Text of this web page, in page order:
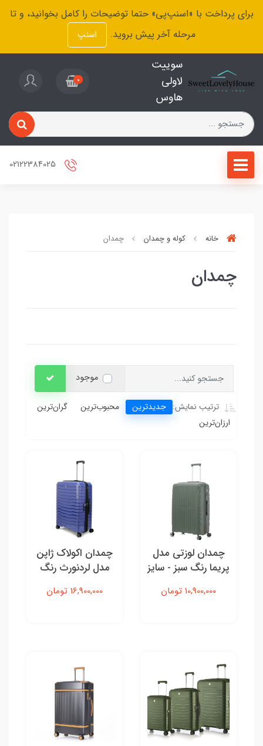
برای پرداخت با «اسنپ‌پی» حتما توضیحات را کامل بخوانید، و تا
مرحله آخر پیش بروید.
اسنپ
سوییت
لاولی
هاوس
0
خانه کوله و چمدان چمدان
چمدان
موجود
ترتیب نمایش: جدیدترین محبوب‌ترین
گران‌ترین
ارزان‌ترین
چمدان لوزتی مدل
پریما رنگ سبز - سایز
بزرگ
10,900,000 تومان
چمدان اکولاک ژاپن
مدل لردنورث رنگ
سرمه ای - سایز بزرگ
16,900,000 تومان